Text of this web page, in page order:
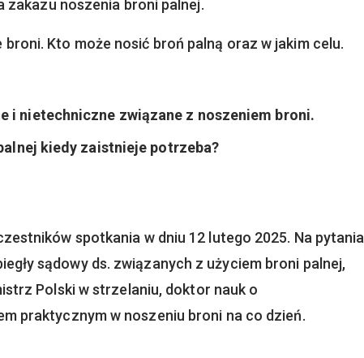
zakazu noszenia broni palnej.
Kto może nosić broń palną oraz w jakim celu.
i nietechniczne związane z noszeniem broni.
kiedy zaistnieje potrzeba?
spotkania w dniu 12 lutego 2025. Na pytania
sądowy ds. związanych z użyciem broni palnej,
Polski w strzelaniu, doktor nauk o
praktycznym w noszeniu broni na co dzień.